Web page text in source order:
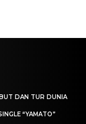
DAN TUR DUNIA
“YAMATO”